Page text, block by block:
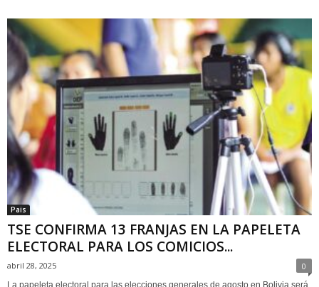
Pais
TSE CONFIRMA 13 FRANJAS EN LA PAPELETA
ELECTORAL PARA LOS COMICIOS...
abril 28, 2025 0
La papeleta electoral para las elecciones generales de agosto en Bolivia será